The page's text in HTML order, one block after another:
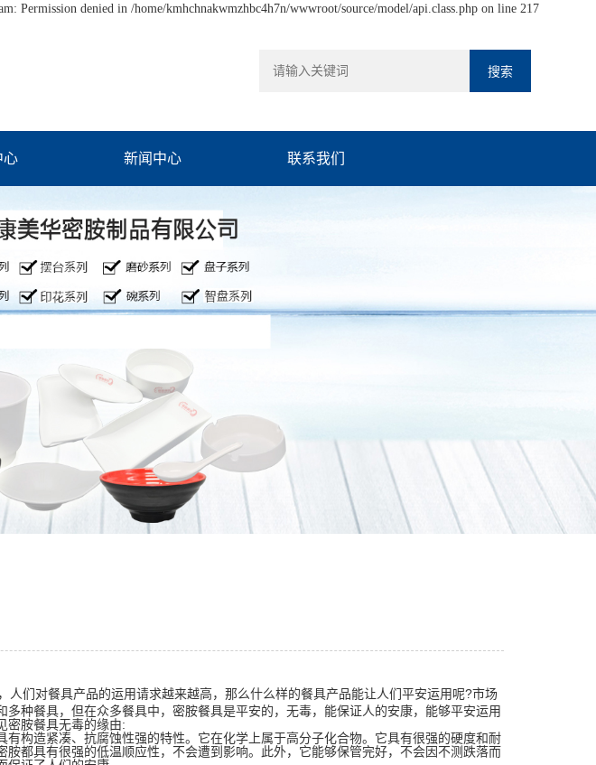
Permission denied in /home/kmhchnakwmzhbc4h7n/wwwroot/source/model/api.class.php on line 217
心 新闻中心 联系我们
人们对餐具产品的运用请求越来越高，那么什么样的餐具产品能让人们平安运用呢?市场
多种餐具，但在众多餐具中，密胺餐具是平安的，无毒，能保证人的安康，能够平安运用
密胺餐具无毒的缘由:
构造紧凑、抗腐蚀性强的特性。它在化学上属于高分子化合物。它具有很强的硬度和耐
胺都具有很强的低温顺应性，不会遭到影响。此外，它能够保管完好，不会因不测跌落而